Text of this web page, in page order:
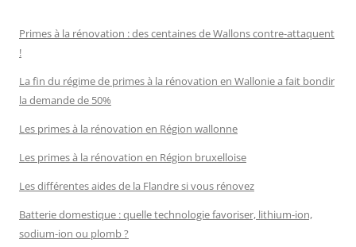
Primes à la rénovation : des centaines de Wallons contre-attaquent
!
La fin du régime de primes à la rénovation en Wallonie a fait bondir
la demande de 50%
Les primes à la rénovation en Région wallonne
Les primes à la rénovation en Région bruxelloise
Les différentes aides de la Flandre si vous rénovez
Batterie domestique : quelle technologie favoriser, lithium-ion,
sodium-ion ou plomb ?